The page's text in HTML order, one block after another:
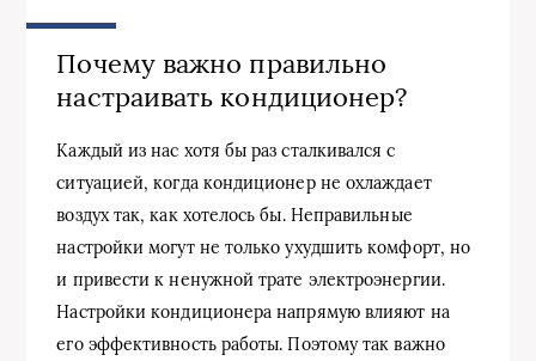
Почему важно правильно
настраивать кондиционер?
Каждый из нас хотя бы раз сталкивался с
ситуацией, когда кондиционер не охлаждает
воздух так, как хотелось бы. Неправильные
настройки могут не только ухудшить комфорт, но
и привести к ненужной трате электроэнергии.
Настройки кондиционера напрямую влияют на
его эффективность работы. Поэтому так важно